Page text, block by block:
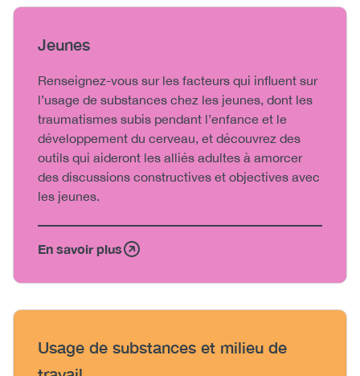
Heading
Jeunes
Body
Renseignez-vous sur les facteurs qui influent sur
l’usage de substances chez les jeunes, dont les
traumatismes subis pendant l’enfance et le
développement du cerveau, et découvrez des
outils qui aideront les alliés adultes à amorcer
des discussions constructives et objectives avec
les jeunes.
En savoir plus
Heading
Usage de substances et milieu de